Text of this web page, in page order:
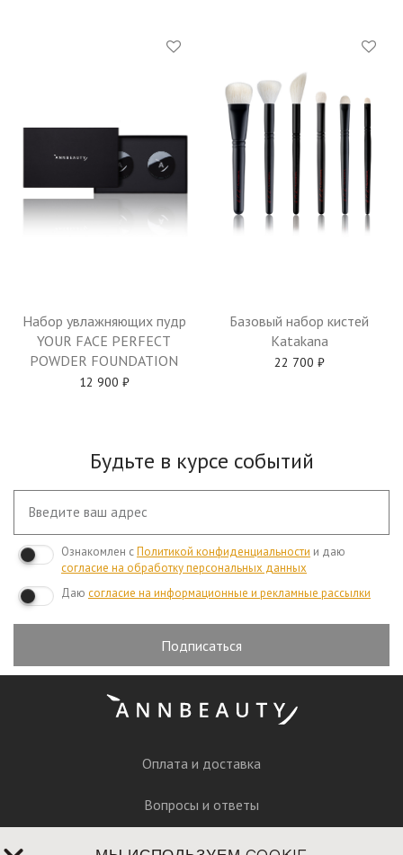
Набор увлажняющих пудр
YOUR FACE PERFECT
POWDER FOUNDATION
12 900 ₽
Базовый набор кистей
Katakana
22 700 ₽
Будьте в курсе событий
Ознакомлен сПолитикой конфиденциальности и даю
согласие на обработку персональных данных
Даю согласие на информационные и рекламные рассылки
Подписаться
Оплата и доставка
Вопросы и ответы
Руководство по уходу